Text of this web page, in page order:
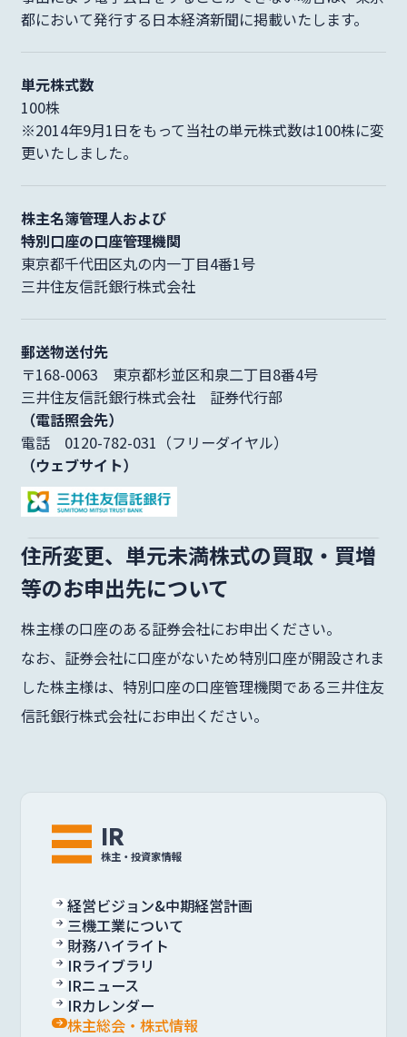
IR
株主・投資家情報
経営ビジョン&中期経営計画
三機工業について
財務ハイライト
IRライブラリ
IRニュース
IRカレンダー
株主総会・株式情報
都において発行する日本経済新聞に掲載いたします。
単元株式数
100株
※2014年9月1日をもって当社の単元株式数は100株に変
更いたしました。
株主名簿管理人および
特別口座の口座管理機関
東京都千代田区丸の内一丁目4番1号
三井住友信託銀行株式会社
郵送物送付先
〒168-0063 東京都杉並区和泉二丁目8番4号
三井住友信託銀行株式会社 証券代行部
（電話照会先）
電話 0120-782-031（フリーダイヤル）
（ウェブサイト）
住所変更、単元未満株式の買取・買増
等のお申出先について
株主様の口座のある証券会社にお申出ください。
なお、証券会社に口座がないため特別口座が開設されま
した株主様は、特別口座の口座管理機関である三井住友
信託銀行株式会社にお申出ください。